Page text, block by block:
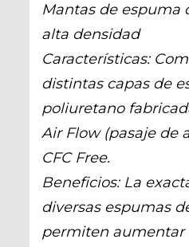
Mantas de espuma
alta densidad
Características:
distintas capas de
poliuretano
Air Flow (pasaje de
CFC Free.
Beneficios: La
diversas espumas
permiten aumentar